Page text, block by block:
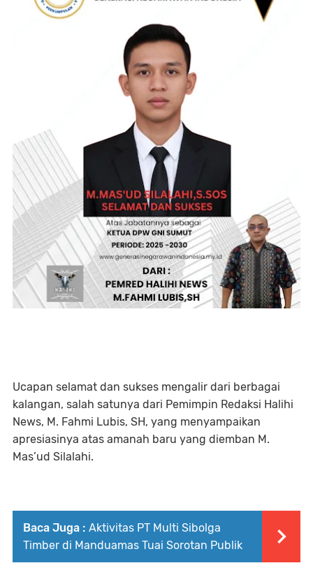
Ucapan selamat dan sukses mengalir dari berbagai
kalangan, salah satunya dari Pemimpin Redaksi Halihi
News, M. Fahmi Lubis, SH, yang menyampaikan
apresiasinya atas amanah baru yang diemban M.
Mas’ud Silalahi.
Baca Juga : Aktivitas PT Multi Sibolga
Timber di Manduamas Tuai Sorotan Publik